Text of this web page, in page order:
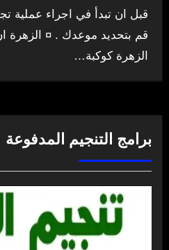
قبل ان تبدأ في اجراء عملية
قم بتحديد موعدك . ¤ الزهرة
الزهرة كوكبة…
برامج التنجيم المدفوعة